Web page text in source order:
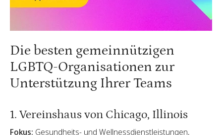
Die besten gemeinnützigen
LGBTQ-Organisationen zur
Unterstützung Ihrer Teams ‍
1. Vereinshaus von Chicago, Illinois
Fokus: Gesundheits- und Wellnessdienstleistungen,